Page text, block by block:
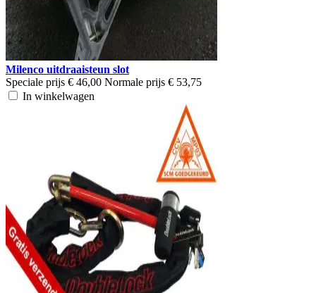
Milenco uitdraaisteun slot
Speciale prijs € 46,00 Normale prijs € 53,75
In winkelwagen